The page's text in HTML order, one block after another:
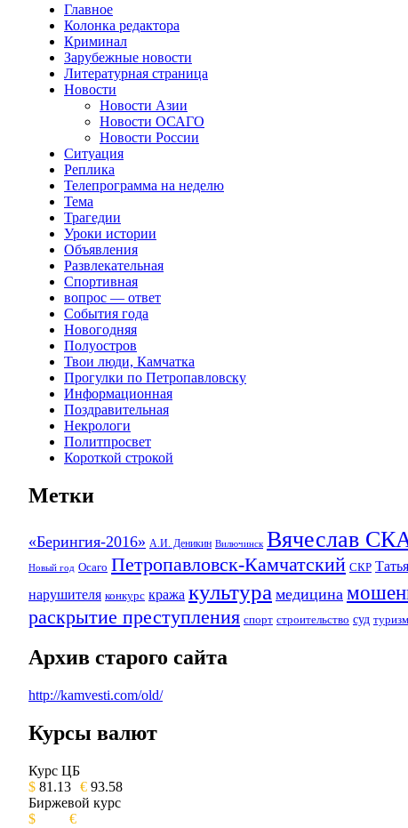
Главное
Колонка редактора
Криминал
Зарубежные новости
Литературная страница
Новости
Новости Азии
Новости ОСАГО
Новости России
Ситуация
Реплика
Телепрограмма на неделю
Тема
Трагедии
Уроки истории
Объявления
Развлекательная
Спортивная
вопрос — ответ
События года
Новогодняя
Полуостров
Твои люди, Камчатка
Прогулки по Петропавловску
Информационная
Поздравительная
Некрологи
Политпросвет
Короткой строкой
Метки
«Берингия-2016» А.И. Деникин Вилючинск Вячеслав
Новый год Осаго Петропавловск-Камчатский СКР
нарушителя конкурс кража культура медицина
раскрытие преступления спорт строительство суд туризм
Архив старого сайта
http://kamvesti.com/old/
ОБЩЕСТВЕННО-ПОЛИТИЧЕСКОЕ
Курсы валют
Курс ЦБ
$ 81.13 € 93.58
Биржевой курс
$
€